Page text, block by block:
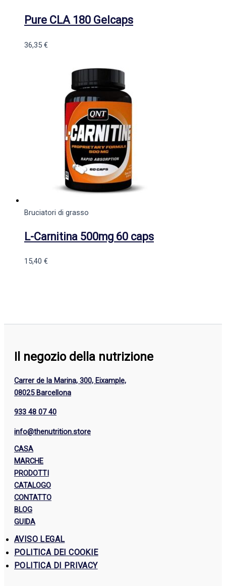
Pure CLA 180 Gelcaps
36,35 €
Bruciatori di grasso
L-Carnitina 500mg 60 caps
15,40 €
Il negozio della nutrizione
Carrer de la Marina, 300, Eixample,
08025 Barcellona
933 48 07 40
info@thenutrition.store
CASA
MARCHE
PRODOTTI
CATALOGO
CONTATTO
BLOG
GUIDA
AVISO LEGAL
POLITICA DEI COOKIE
POLITICA DI PRIVACY